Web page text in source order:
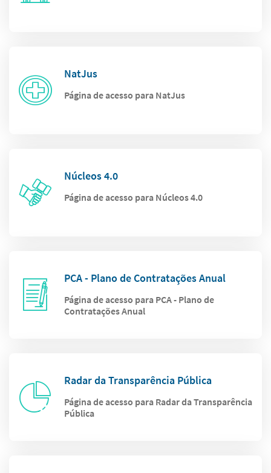
NatJus
Página de acesso para NatJus
Núcleos 4.0
Página de acesso para Núcleos 4.0
PCA - Plano de Contratações Anual
Página de acesso para PCA - Plano de
Contratações Anual
Radar da Transparência Pública
Página de acesso para Radar da Transparência
Pública